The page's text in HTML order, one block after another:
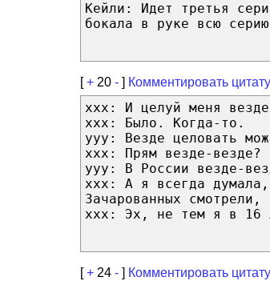
Кейли: Идет третья
бокала в руке всю
[+ 20 - ] Комментировать
xxx: И целуй меня
xxx: Было. Когда-то.
yyy: Везде целовать
xxx: Прям везде-везде?
yyy: В России везде-
xxx: А я всегда
Зачарованных
xxx: Эх, не тем я в 16
[+ 24 - ] Комментировать